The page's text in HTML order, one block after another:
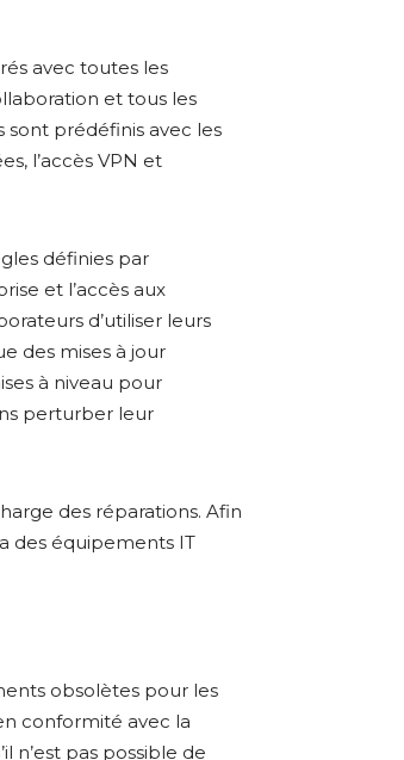
avec toutes les
et tous les
sont prédéfinis avec les
l’accès VPN et
définies par
et l’accès aux
d’utiliser leurs
des mises à jour
à niveau pour
perturber leur
des réparations. Afin
des équipements IT
obsolètes pour les
conformité avec la
n’est pas possible de